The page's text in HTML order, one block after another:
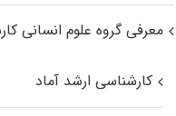
معرفی گروه علوم انسانی
کارشناسی ارشد آماد